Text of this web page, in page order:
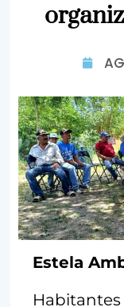
Estela